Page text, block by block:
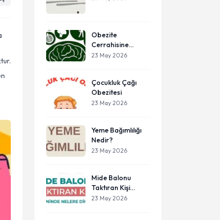
Obezite
Cerrahisine
Psikolojik Hazırlık
23 May 2026
Çocukluk Çağı
Obezitesi
23 May 2026
Yeme Bağımlılığı
Nedir?
23 May 2026
Mide Balonu
Taktıran Kişi
Beslenme
23 May 2026